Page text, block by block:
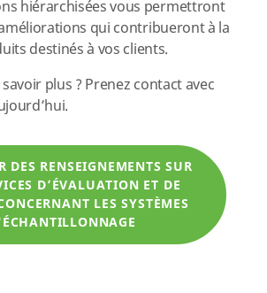
hiérarchisées vous permettront
qui contribueront à la
destinés à vos clients.
plus ? Prenez contact avec
DES RENSEIGNEMENTS SUR
D’ÉVALUATION ET DE
LES SYSTÈMES